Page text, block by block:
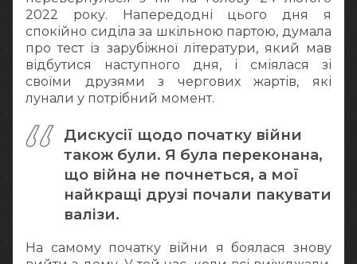
2022 року. Напередодні цього дня я
спокійно сиділа за шкільною партою, думала
про тест із зарубіжної літератури, який мав
відбутися наступного дня, і сміялася зі
своїми друзями з чергових жартів, які
лунали у потрібний момент.
Дискусії щодо початку війни
також були. Я була переконана,
що війна не почнеться, а мої
найкращі друзі почали пакувати
валізи.
На самому початку війни я боялася знову